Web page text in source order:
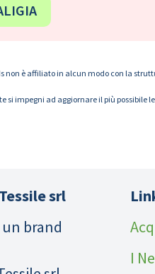
non è affiliato in alcun modo con la
si impegni ad aggiornare il più
srl
un brand
I